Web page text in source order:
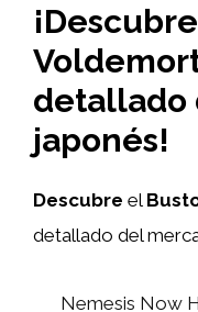
detallado
japonés!
Descubre el
detallado del
Nemesis Now